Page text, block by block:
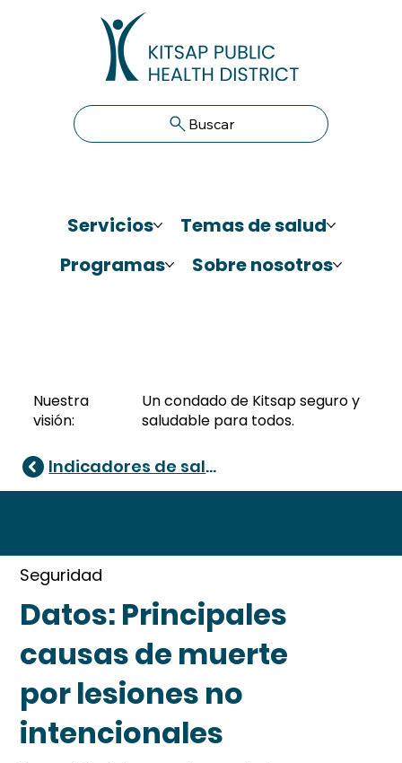
Buscar
Servicios
Temas de salud
Programas
Sobre nosotros
Nuestra
visión:
Un condado de Kitsap seguro y
saludable para todos.
Seguridad
Datos: Principales
causas de muerte
por lesiones no
intencionales
Indicadores de salud